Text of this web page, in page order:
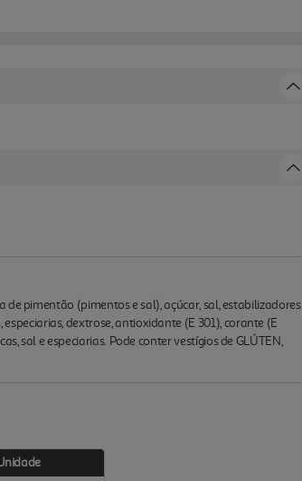
de pimentão (pimentos e sal), açúcar, sal, estabilizadores
especiarias, dextrose, antioxidante (E 301), corante (E
sal e especiarias. Pode conter vestígios de GLÚTEN,